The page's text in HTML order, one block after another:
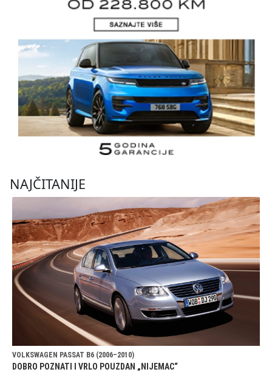
NAJČITANIJE
VOLKSWAGEN PASSAT B6 (2006–2010)
DOBRO POZNATI I VRLO POUZDAN „NIJEMAC“